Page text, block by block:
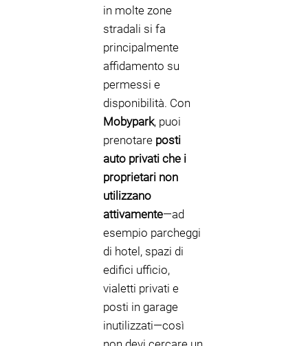
in molte zone
stradali si fa
principalmente
affidamento su
permessi e
disponibilità. Con
Mobypark, puoi
prenotare posti
auto privati che i
proprietari non
utilizzano
attivamente—ad
esempio parcheggi
di hotel, spazi di
edifici ufficio,
vialetti privati e
posti in garage
inutilizzati—così